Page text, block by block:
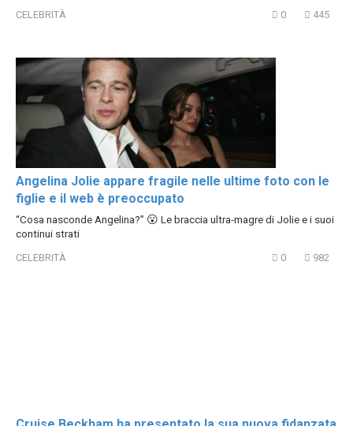
CELEBRITÀ 0 445
Angelina Jolie appare fragile nelle ultime foto con le
figlie e il web è preoccupato
“Cosa nasconde Angelina?” 😮 Le braccia ultra-magre di Jolie e i suoi
continui strati
CELEBRITÀ 0 982
CELEBRITÀ 0 146